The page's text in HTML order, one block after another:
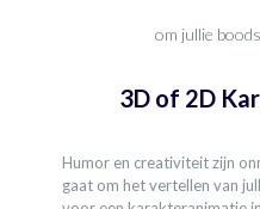
om jullie
3D of 2D
Humor en creativiteit zijn
gaat om het vertellen van